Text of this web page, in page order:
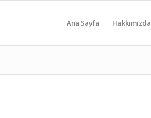
Ana Sayfa Hakkımızda